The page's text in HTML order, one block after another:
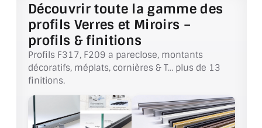
LE CATALOGUE ACCESSOIRES
(STROMBINOSCOPE)
ACCESSOIRES EN PROMOTIONS
EXEMPLES, RÉALISATIONS, INSPIRATIONS
NUANCIER RAL
COMMENT COUPER DU VERRE ?
Découvrir toute la gamme des
profils Verres et Miroirs –
profils & finitions
Profils F317, F209 a pareclose, montants
décoratifs, méplats, cornières & T… plus de 13
finitions.